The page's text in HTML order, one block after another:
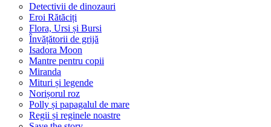
Detectivii de dinozauri
Eroi Rătăciți
Flora, Ursi și Bursi
Învățătorii de grijă
Isadora Moon
Mantre pentru copii
Miranda
Mituri și legende
Norișorul roz
Polly și papagalul de mare
Regii și reginele noastre